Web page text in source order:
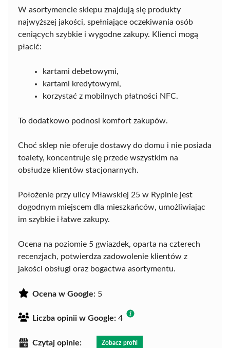
W asortymencie sklepu znajdują się produkty
najwyższej jakości, spełniające oczekiwania osób
ceniących szybkie i wygodne zakupy. Klienci mogą
płacić:
kartami debetowymi,
kartami kredytowymi,
korzystać z mobilnych płatności NFC.
To dodatkowo podnosi komfort zakupów.
Choć sklep nie oferuje dostawy do domu i nie posiada
toalety, koncentruje się przede wszystkim na
obsłudze klientów stacjonarnych.
Położenie przy ulicy Mławskiej 25 w Rypinie jest
dogodnym miejscem dla mieszkańców, umożliwiając
im szybkie i łatwe zakupy.
Ocena na poziomie 5 gwiazdek, oparta na czterech
recenzjach, potwierdza zadowolenie klientów z
jakości obsługi oraz bogactwa asortymentu.
Ocena w Google: 5
Liczba opinii w Google: 4
Czytaj opinie: Zobacz profil